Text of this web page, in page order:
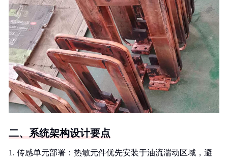
二、系统架构设计要点
1. 传感单元部署：热敏元件优先安装于油流湍动区域，避